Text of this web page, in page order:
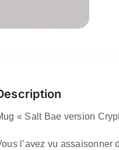
« Salt Bae version
l’avez vu